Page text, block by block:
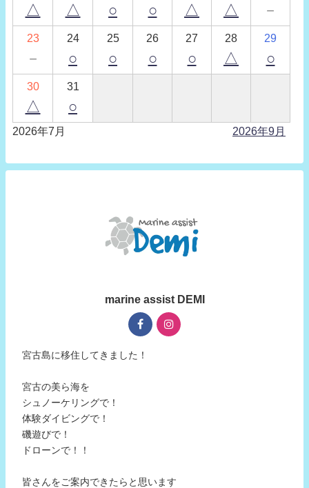
△ △ ○ ○ △ △ －
23
－
24
○
25
○
26
○
27
○
28
△
29
○
30
△
31
○
2026年7月 2026年9月
marine assist DEMI
宮古島に移住してきました！
宮古の美ら海を
シュノーケリングで！
体験ダイビングで！
磯遊びで！
ドローンで！！
皆さんをご案内できたらと思います